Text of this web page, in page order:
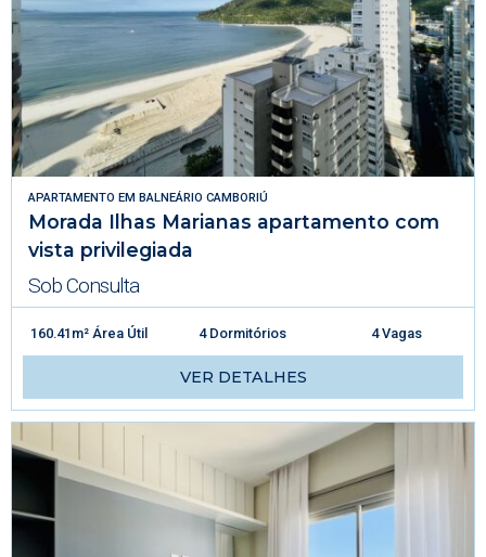
APARTAMENTO EM BALNEÁRIO CAMBORIÚ
Morada Ilhas Marianas apartamento com
vista privilegiada
Sob Consulta
160.41m² Área Útil 4 Dormitórios 4 Vagas
VER DETALHES